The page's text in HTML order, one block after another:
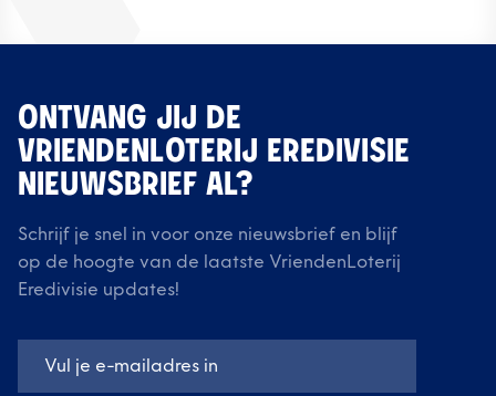
ONTVANG JIJ DE
VRIENDENLOTERIJ EREDIVISIE
NIEUWSBRIEF AL?
Schrijf je snel in voor onze nieuwsbrief en blijf
op de hoogte van de laatste VriendenLoterij
Eredivisie updates!